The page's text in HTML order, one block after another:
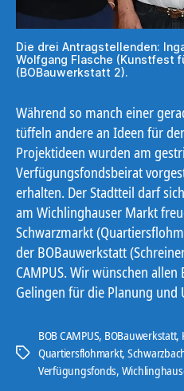
Die drei Antragstellenden:
Wolfgang Flasche (Kunstfest
(BOBauwerkstatt 2).
Während so manch einer
tüffeln andere an Ideen für
Projektideen wurden am
Verfügungsfondsbeirat
erhalten. Der Stadtteil darf
am Wichlinghauser Markt
Schwarzmarkt
der BOBauwerkstatt
CAMPUS. Wir wünschen
Gelingen für die Planung und
Schlagwörter
BOB CAMPUS, BOBauwerkstatt,
Quartiersflohmarkt,
Verfügungsfonds,